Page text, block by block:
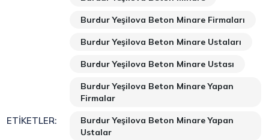
ETIKETLER:
Burdur Yeşilova Beton Minare Firmaları
Burdur Yeşilova Beton Minare Ustaları
Burdur Yeşilova Beton Minare Ustası
Burdur Yeşilova Beton Minare Yapan
Firmalar
Burdur Yeşilova Beton Minare Yapan
Ustalar